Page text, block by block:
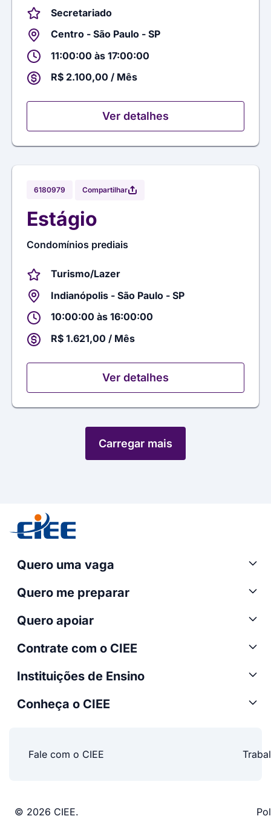
Secretariado
Centro - São Paulo - SP
11:00:00 às 17:00:00
R$ 2.100,00 / Mês
Ver detalhes
6180979 Compartilhar
Estágio
Condomínios prediais
Turismo/Lazer
Indianópolis - São Paulo - SP
10:00:00 às 16:00:00
R$ 1.621,00 / Mês
Ver detalhes
Carregar mais
Quero uma vaga
Quero me preparar
Quero apoiar
Contrate com o CIEE
Instituições de Ensino
Conheça o CIEE
Fale com o CIEE
© 2026 CIEE.